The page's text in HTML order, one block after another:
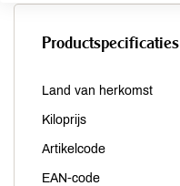
Productspecificaties
Land van herkomst
Kiloprijs
Artikelcode
EAN-code